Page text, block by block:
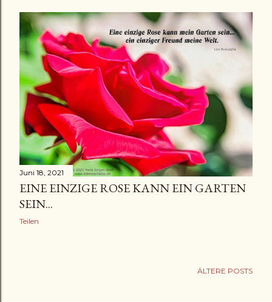
Juni 18, 2021
EINE EINZIGE ROSE KANN EIN GARTEN
SEIN...
Teilen
ÄLTERE POSTS